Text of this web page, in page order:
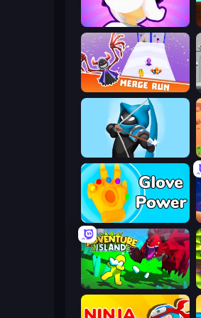
Mutant Idle
Merge Run
Glove Power
Adventure Island 2D